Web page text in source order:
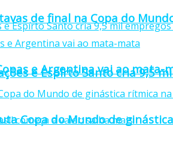
e Espírto Santo cria 9,5
de final na Copa do
e Argentina vai ao mata-
Copa do Mundo de